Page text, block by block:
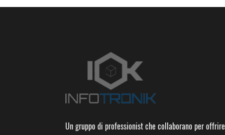
Un gruppo di professionist che collaborano per